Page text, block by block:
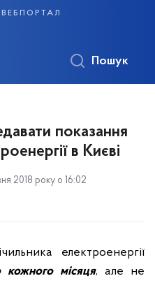
Пошук
показання
в Києві
2018 року о 16:02
електроенергії
місяця, але не